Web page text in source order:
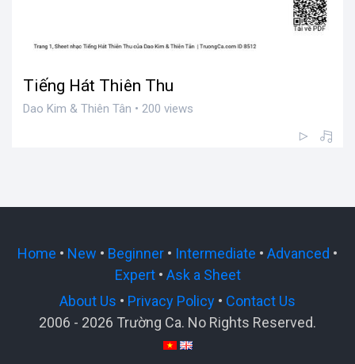
Tiếng Hát Thiên Thu
Dao Kim & Thiên Tân • 200 views
Home • New • Beginner • Intermediate • Advanced •
Expert• Ask a Sheet
About Us • Privacy Policy • Contact Us
2006 - 2026 Trường Ca. No Rights Reserved.